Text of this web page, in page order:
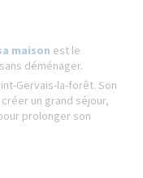
maison est le
sans déménager.
Gervais-la-forêt. Son
un grand séjour,
prolonger son